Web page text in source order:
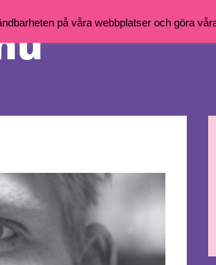
på våra webbplatser och göra